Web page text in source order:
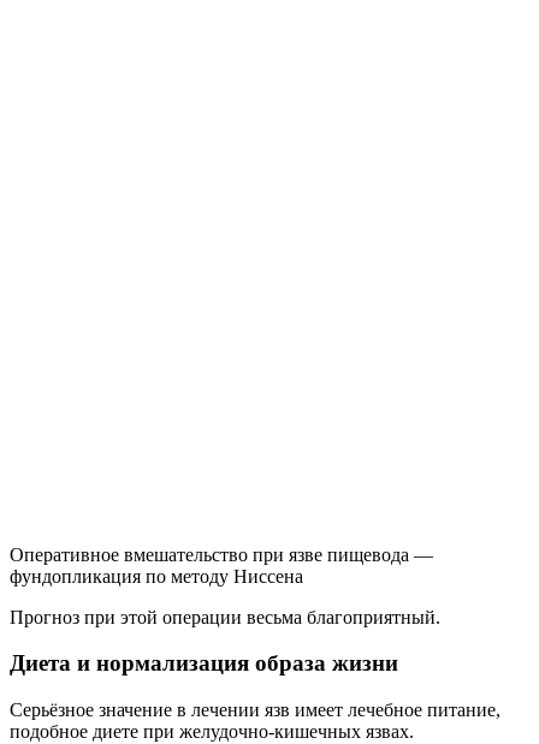
Оперативное вмешательство при язве пищевода —
фундопликация по методу Ниссена
Прогноз при этой операции весьма благоприятный.
Диета и нормализация образа жизни
Серьёзное значение в лечении язв имеет лечебное питание,
подобное диете при желудочно-кишечных язвах.